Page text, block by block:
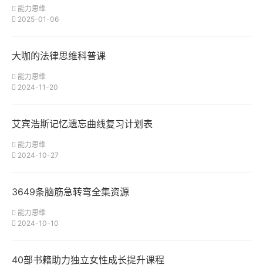
能力思维
2025-01-06
大咖的法律思维科普课
能力思维
2024-11-20
艾宾浩斯记忆遗忘曲线复习计划表
能力思维
2024-10-27
3649条脑筋急转弯全集资源
能力思维
2024-10-10
40部书籍助力独立女性成长提升课程